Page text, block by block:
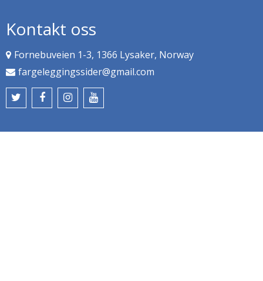
Kontakt oss
Fornebuveien 1-3, 1366 Lysaker, Norway
fargeleggingssider@gmail.com